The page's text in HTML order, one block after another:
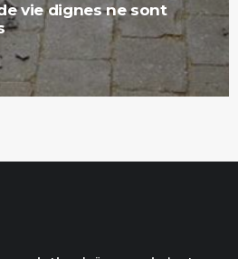
vie dignes ne sont